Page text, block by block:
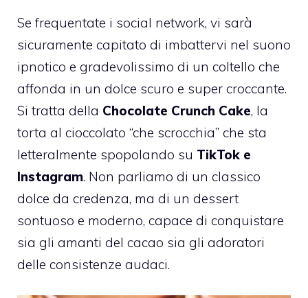
Se frequentate i social network, vi sarà
sicuramente capitato di imbattervi nel suono
ipnotico e gradevolissimo di un coltello che
affonda in un dolce scuro e super croccante.
Si tratta della Chocolate Crunch Cake, la
torta al cioccolato “che scrocchia” che sta
letteralmente spopolando su TikTok e
Instagram. Non parliamo di un classico
dolce da credenza, ma di un dessert
sontuoso e moderno, capace di conquistare
sia gli amanti del cacao sia gli adoratori
delle consistenze audaci.